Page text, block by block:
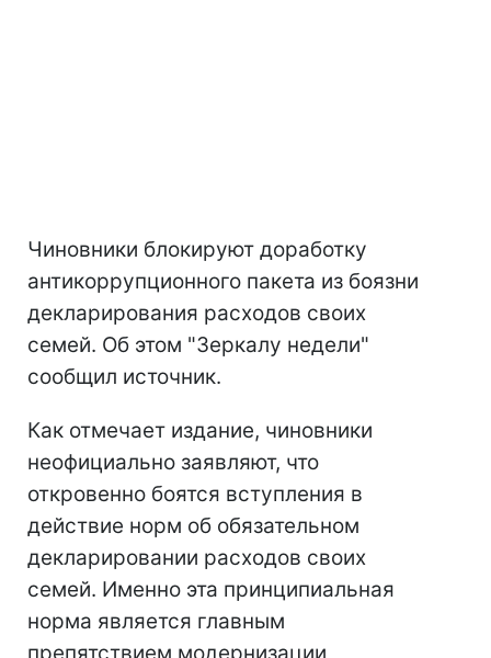
Чиновники блокируют доработку
антикоррупционного пакета из боязни
декларирования расходов своих
семей. Об этом "Зеркалу недели"
сообщил источник.
Как отмечает издание, чиновники
неофициально заявляют, что
откровенно боятся вступления в
действие норм об обязательном
декларировании расходов своих
семей. Именно эта принципиальная
норма является главным